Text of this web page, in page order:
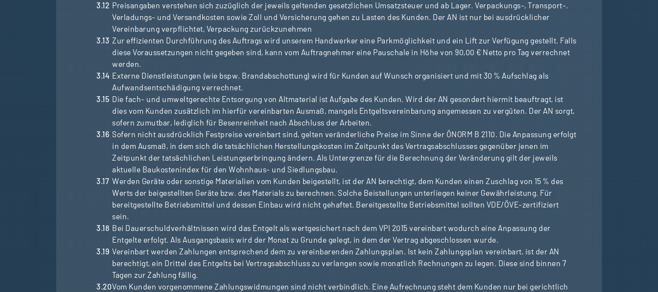
Preisangaben verstehen sich zuzüglich der jeweils geltenden gesetzlichen Umsatzsteuer und ab Lager. Verpackungs-, Transport-.
Verladungs- und Versandkosten sowie Zoll und Versicherung gehen zu Lasten des Kunden. Der AN ist nur bei ausdrücklicher
Vereinbarung verpflichtet, Verpackung zurückzunehmen
Zur effizienten Durchführung des Auftrags wird unserem Handwerker eine Parkmöglichkeit und ein Lift zur Verfügung gestellt. Falls
diese Voraussetzungen nicht gegeben sind, kann vom Auftragnehmer eine Pauschale in Höhe von 90,00 € Netto pro Tag verrechnet
werden.
Externe Dienstleistungen (wie bspw. Brandabschottung) wird für Kunden auf Wunsch organisiert und mit 30 % Aufschlag als
Aufwandsentschädigung verrechnet.
Die fach- und umweltgerechte Entsorgung von Altmaterial ist Aufgabe des Kunden. Wird der AN gesondert hiermit beauftragt, ist
dies vom Kunden zusätzlich im hierfür vereinbarten Ausmaß, mangels Entgeltsvereinbarung angemessen zu vergüten. Der AN sorgt,
sofern zumutbar, lediglich für Besenreinheit nach Abschluss der Arbeiten.
Sofern nicht ausdrücklich Festpreise vereinbart sind, gelten veränderliche Preise im Sinne der ÖNORM B 2110. Die Anpassung erfolgt
in dem Ausmaß, in dem sich die tatsächlichen Herstellungskosten im Zeitpunkt des Vertragsabschlusses gegenüber jenen im
Zeitpunkt der tatsächlichen Leistungserbringung ändern. Als Untergrenze für die Berechnung der Veränderung gilt der jeweils
aktuelle Baukostenindex für den Wohnhaus- und Siedlungsbau.
Werden Geräte oder sonstige Materialien vom Kunden beigestellt, ist der AN berechtigt, dem Kunden einen Zuschlag von 15 % des
Werts der beigestellten Geräte bzw. des Materials zu berechnen. Solche Beistellungen unterliegen keiner Gewährleistung. Für
bereitgestellte Betriebsmittel und dessen Einbau wird nicht gehaftet. Bereitgestellte Betriebsmittel sollten VDE/ÖVE-zertifiziert
sein.
Bei Dauerschuldverhältnissen wird das Entgelt als wertgesichert nach dem VPI 2015 vereinbart wodurch eine Anpassung der
Entgelte erfolgt. Als Ausgangsbasis wird der Monat zu Grunde gelegt, in dem der Vertrag abgeschlossen wurde.
Vereinbart werden Zahlungen entsprechend dem zu vereinbarenden Zahlungsplan. Ist kein Zahlungsplan vereinbart, ist der AN
berechtigt, ein Drittel des Entgelts bei Vertragsabschluss zu verlangen sowie monatlich Rechnungen zu legen. Diese sind binnen 7
Tagen zur Zahlung fällig.
Vom Kunden vorgenommene Zahlungswidmungen sind nicht verbindlich. Eine Aufrechnung steht dem Kunden nur bei gerichtlich